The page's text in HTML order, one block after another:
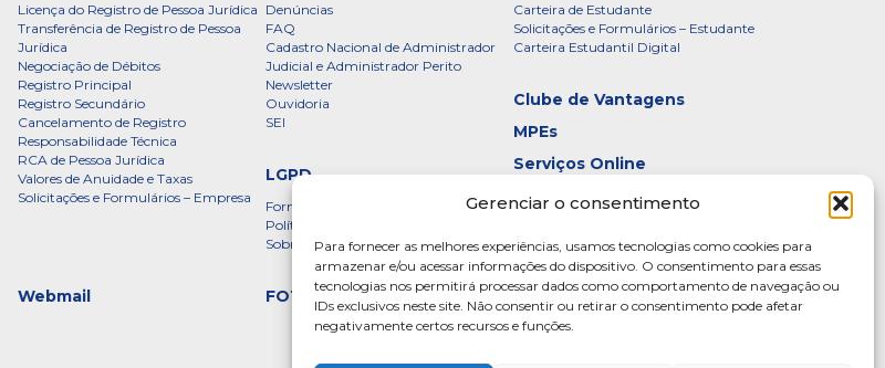
Gerenciar o consentimento
Para fornecer as melhores experiências, usamos tecnologias como cookies para
armazenar e/ou acessar informações do dispositivo. O consentimento para essas
tecnologias nos permitirá processar dados como comportamento de navegação ou
IDs exclusivos neste site. Não consentir ou retirar o consentimento pode afetar
negativamente certos recursos e funções.
Licença do Registro de Pessoa Jurídica
Transferência de Registro de Pessoa
Jurídica
Negociação de Débitos
Registro Principal
Registro Secundário
Cancelamento de Registro
Responsabilidade Técnica
RCA de Pessoa Jurídica
Valores de Anuidade e Taxas
Solicitações e Formulários – Empresa
Denúncias
FAQ
Cadastro Nacional de Administrador
Judicial e Administrador Perito
Newsletter
Ouvidoria
SEI
Carteira de Estudante
Solicitações e Formulários – Estudante
Carteira Estudantil Digital
Clube de Vantagens
MPEs
Serviços Online
LGPD
Formulário
Política de Privacidade – CRADF
Sobre a LGPD
Certificados
Galeria de Presidentes
Diretoria
FOTOS
Webmail